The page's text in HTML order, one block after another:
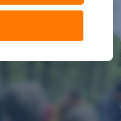
inak a zmeny robiť